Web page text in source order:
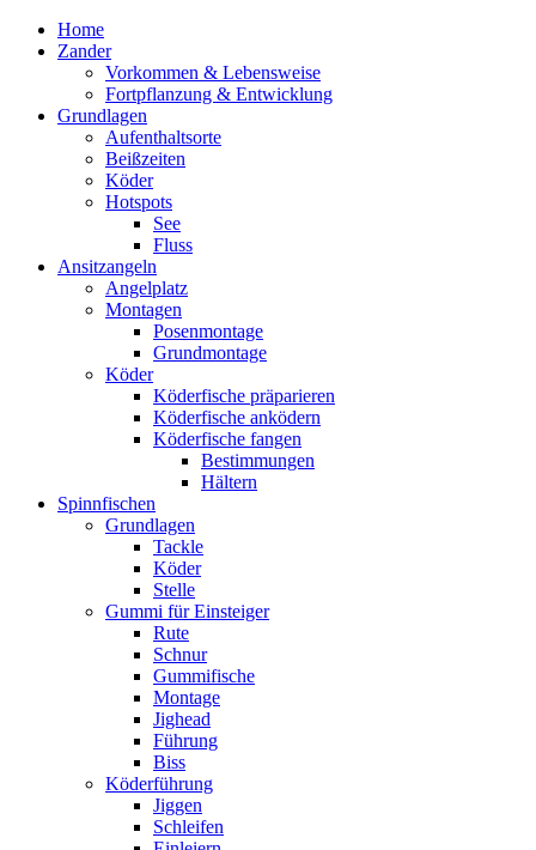
Home
Zander
Vorkommen & Lebensweise
Fortpflanzung & Entwicklung
Grundlagen
Aufenthaltsorte
Beißzeiten
Köder
Hotspots
See
Fluss
Ansitzangeln
Angelplatz
Montagen
Posenmontage
Grundmontage
Köder
Köderfische präparieren
Köderfische anködern
Köderfische fangen
Bestimmungen
Hältern
Spinnfischen
Grundlagen
Tackle
Köder
Stelle
Gummi für Einsteiger
Rute
Schnur
Gummifische
Montage
Jighead
Führung
Biss
Köderführung
Jiggen
Schleifen